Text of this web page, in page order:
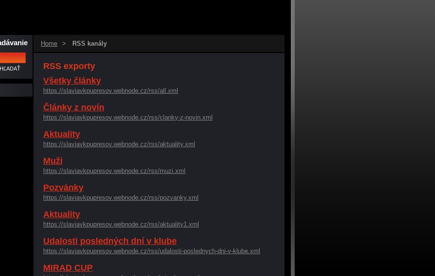
Home > RSS kanály
RSS exporty
Všetky články
https://slaviavkpupresov.webnode.cz/rss/all.xml
Články z novín
https://slaviavkpupresov.webnode.cz/rss/clanky-z-novin.xml
Aktuality
https://slaviavkpupresov.webnode.cz/rss/aktuality.xml
Muži
https://slaviavkpupresov.webnode.cz/rss/muzi.xml
Pozvánky
https://slaviavkpupresov.webnode.cz/rss/pozvanky.xml
Aktuality
https://slaviavkpupresov.webnode.cz/rss/aktuality1.xml
Udalosti posledných dní v klube
https://slaviavkpupresov.webnode.cz/rss/udalosti-poslednych-dni-v-klube.xml
MIRAD CUP